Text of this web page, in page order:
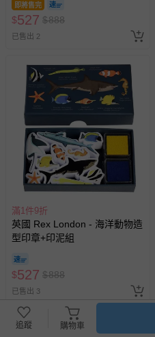
即將售完
$527 $888
已售出 2
滿1件9折
英國 Rex London - 海洋動物造
型印章+印泥組
$527 $888
已售出 3
追蹤 購物車